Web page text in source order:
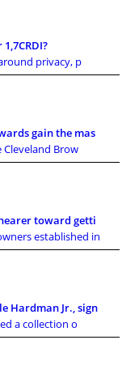
privacy, p
gain the mas
Cleveland Brow
toward getti
established in
Hardman Jr., sign
a collection o